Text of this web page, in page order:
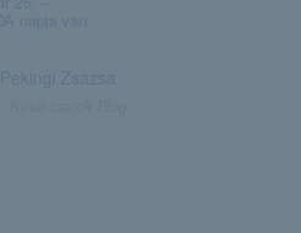
napja van
Pekingi Zsazsa